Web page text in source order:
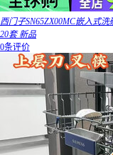
西门子SN65ZX00MC嵌入式
20套 新品
0条评价